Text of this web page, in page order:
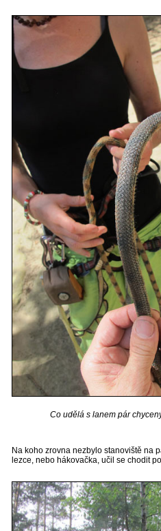
Co udělá s lanem pár
Na koho zrovna nezbylo stanoviště na
lezce, nebo hákovačka, učil se chodit